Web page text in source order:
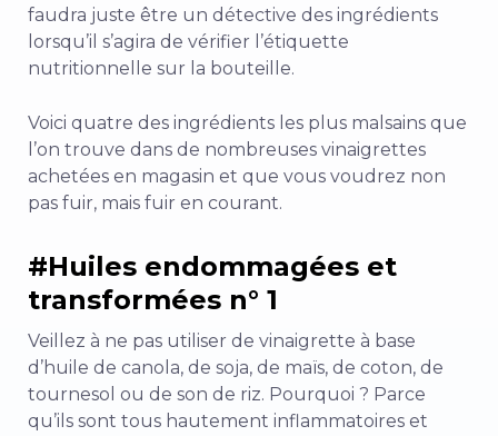
faudra juste être un détective des ingrédients
lorsqu’il s’agira de vérifier l’étiquette
nutritionnelle sur la bouteille.
Voici quatre des ingrédients les plus malsains que
l’on trouve dans de nombreuses vinaigrettes
achetées en magasin et que vous voudrez non
pas fuir, mais fuir en courant.
#Huiles endommagées et
transformées n° 1
Veillez à ne pas utiliser de vinaigrette à base
d’huile de canola, de soja, de maïs, de coton, de
tournesol ou de son de riz. Pourquoi ? Parce
qu’ils sont tous hautement inflammatoires et